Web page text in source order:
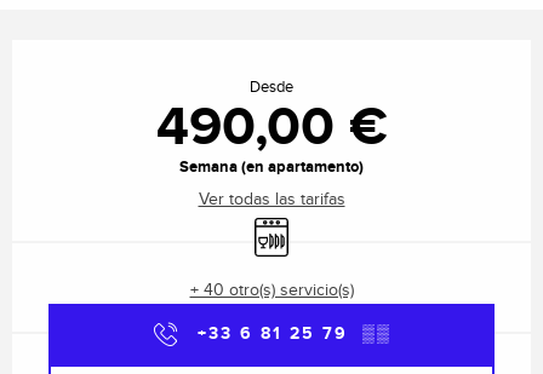
Desde
490,00 €
Semana (en apartamento)
Ver todas las tarifas
Lavavajillas
+ 40 otro(s) servicio(s)
+33 6 81 25 79 ▒▒